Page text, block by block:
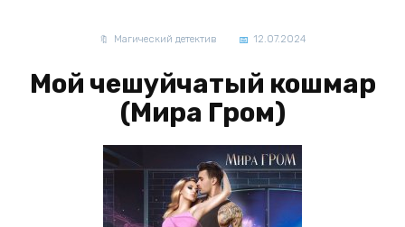
Магический детектив 12.07.2024
Мой чешуйчатый кошмар
(Мира Гром)